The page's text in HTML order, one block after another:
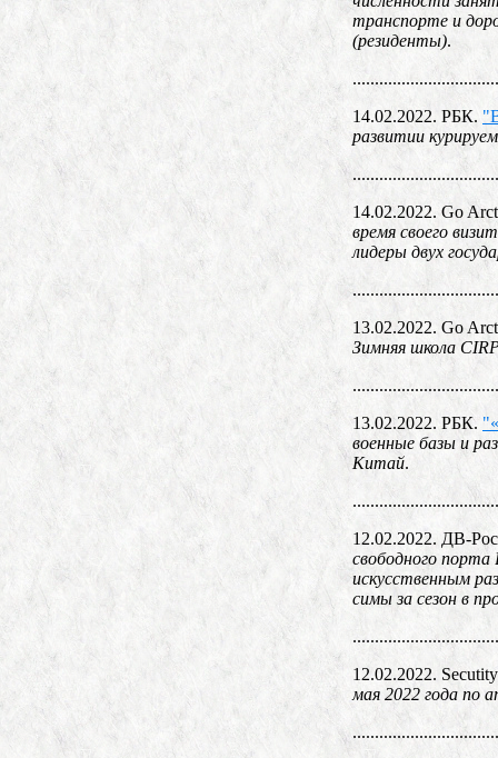
транспорте и
(резиденты).
14.02.2022. РБК.
развитии
14.02.2022. Go
время своего
лидеры двух
13.02.2022. Go
Зимняя школа
13.02.2022. РБК.
военные базы и
Китай.
12.02.2022. ДВ-
свободного порта
искусственным
симы за сезон в
12.02.2022.
мая 2022 года по